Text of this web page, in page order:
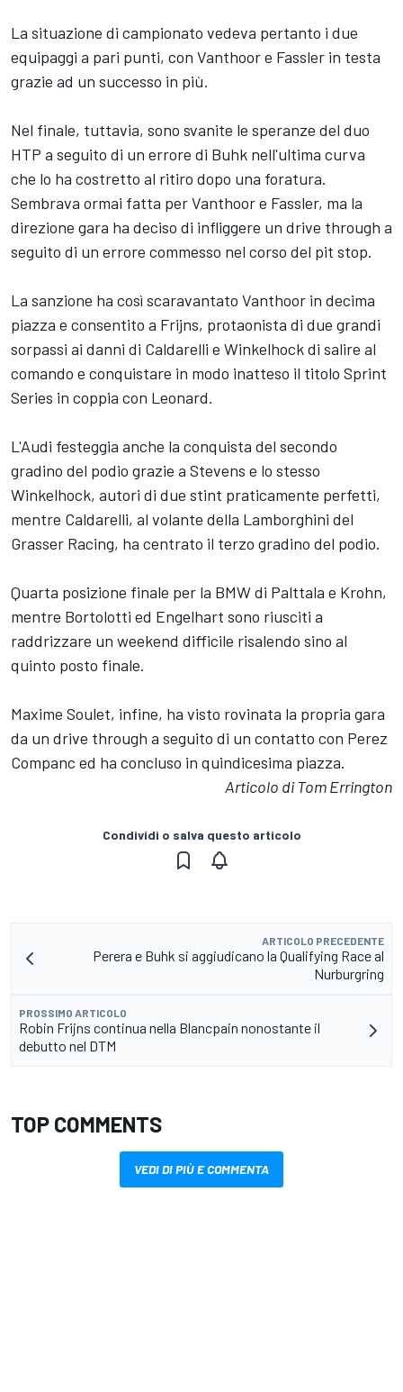
La situazione di campionato vedeva pertanto i due
equipaggi a pari punti, con Vanthoor e Fassler in testa
grazie ad un successo in più.
Nel finale, tuttavia, sono svanite le speranze del duo
HTP a seguito di un errore di Buhk nell'ultima curva
che lo ha costretto al ritiro dopo una foratura.
Sembrava ormai fatta per Vanthoor e Fassler, ma la
direzione gara ha deciso di infliggere un drive through a
seguito di un errore commesso nel corso del pit stop.
La sanzione ha così scaravantato Vanthoor in decima
piazza e consentito a Frijns, protaonista di due grandi
sorpassi ai danni di Caldarelli e Winkelhock di salire al
comando e conquistare in modo inatteso il titolo Sprint
Series in coppia con Leonard.
L'Audi festeggia anche la conquista del secondo
gradino del podio grazie a Stevens e lo stesso
Winkelhock, autori di due stint praticamente perfetti,
mentre Caldarelli, al volante della Lamborghini del
Grasser Racing, ha centrato il terzo gradino del podio.
Quarta posizione finale per la BMW di Palttala e Krohn,
mentre Bortolotti ed Engelhart sono riusciti a
raddrizzare un weekend difficile risalendo sino al
quinto posto finale.
Maxime Soulet, infine, ha visto rovinata la propria gara
da un drive through a seguito di un contatto con Perez
Companc ed ha concluso in quindicesima piazza.
Articolo di Tom Errington
Condividi o salva questo articolo
ARTICOLO PRECEDENTE
Perera e Buhk si aggiudicano la Qualifying Race al
Nurburgring
PROSSIMO ARTICOLO
Robin Frijns continua nella Blancpain nonostante il
debutto nel DTM
TOP COMMENTS
VEDI DI PIÙ E COMMENTA